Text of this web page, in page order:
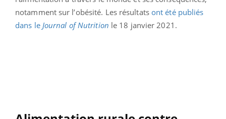
notamment sur l’obésité. Les résultats ont été publiés
dans le Journal of Nutrition le 18 janvier 2021.